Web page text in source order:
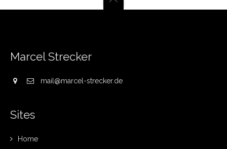
Marcel Strecker
mail@marcel-strecker.de
Sites
Home